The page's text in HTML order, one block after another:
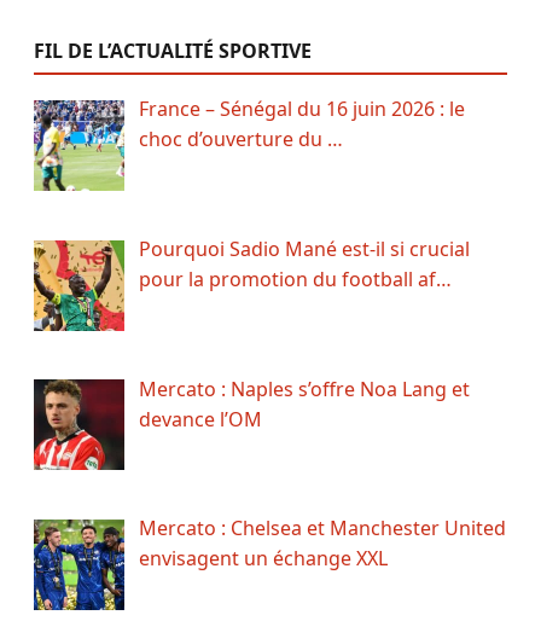
FIL DE L’ACTUALITÉ SPORTIVE
France – Sénégal du 16 juin 2026 : le
choc d’ouverture du …
Pourquoi Sadio Mané est-il si crucial
pour la promotion du football af…
Mercato : Naples s’offre Noa Lang et
devance l’OM
Mercato : Chelsea et Manchester United
envisagent un échange XXL